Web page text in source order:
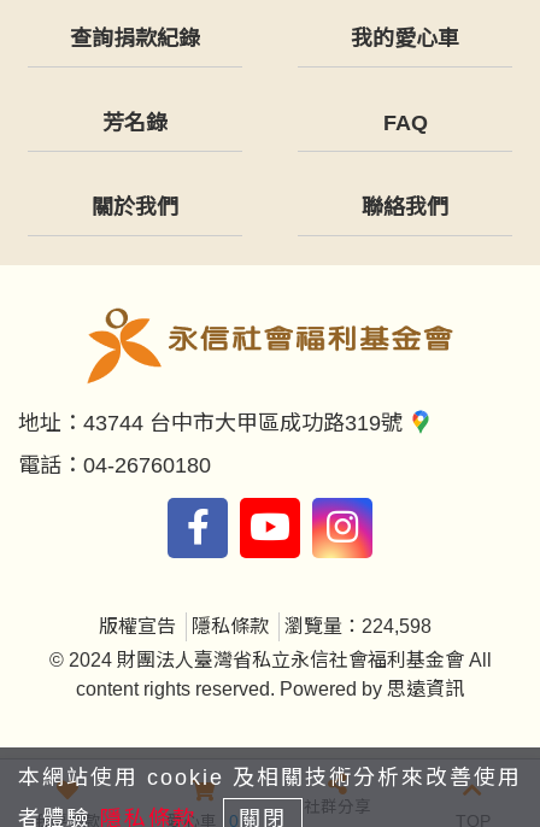
查詢捐款紀錄 我的愛心車
芳名錄 FAQ
關於我們 聯絡我們
地址： 43744 台中市大甲區成功路319號
電話： 04-26760180
版權宣告 隱私條款
瀏覽量：224,598
© 2024 財團法人臺灣省私立永信社會福利基金會 All
content rights reserved. Powered by 思遠資訊
我要捐款 愛心車 0
社群分享
TOP
本網站使用 cookie 及相關技術分析來改善使用
者體驗 隱私條款 關閉